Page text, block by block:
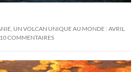
UN VOLCAN UNIQUE AU MONDE AVRIL
10 COMMENTAIRES